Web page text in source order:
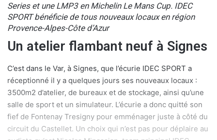
Series et une LMP3 en Michelin Le Mans Cup. IDEC
SPORT bénéficie de tous nouveaux locaux en région
Provence-Alpes-Côte d’Azur
Un atelier flambant neuf à Signes
C’est dans le Var, à Signes, que l’écurie IDEC SPORT a
réceptionné il y a quelques jours ses nouveaux locaux :
3500m2 d’atelier, de bureaux et de stockage, ainsi qu’une
salle de sport et un simulateur. L’écurie a donc quitté son
fief de Fontenay Tresigny pour emménager juste à côté du
circuit du Castellet. Un choix qui n’est pas pour déplaire au